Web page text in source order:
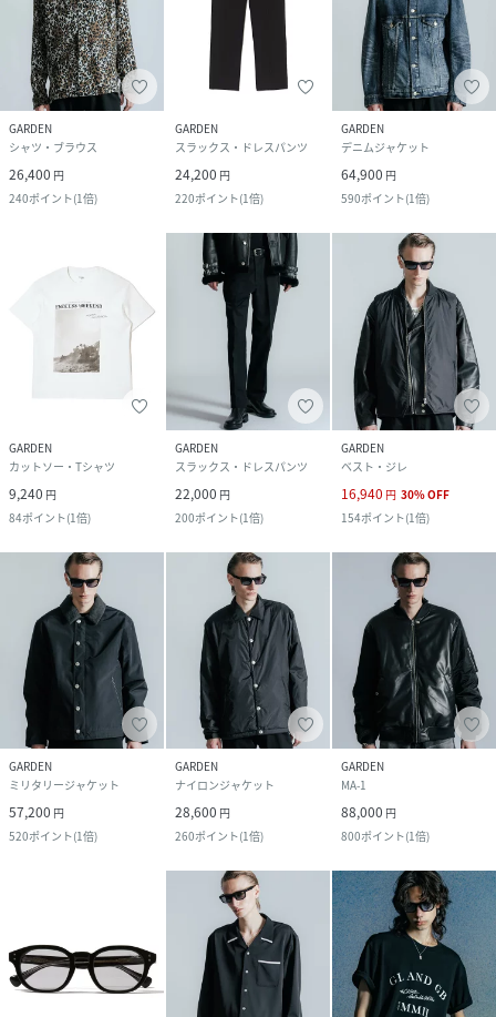
GARDEN
シャツ・ブラウス
26,400 円
240ポイント(1倍)
GARDEN
スラックス・ドレスパンツ
24,200 円
220ポイント(1倍)
GARDEN
デニムジャケット
64,900 円
590ポイント(1倍)
GARDEN
カットソー・Tシャツ
9,240 円
84ポイント(1倍)
GARDEN
スラックス・ドレスパンツ
22,000 円
200ポイント(1倍)
GARDEN
ベスト・ジレ
16,940 円 30%OFF
154ポイント(1倍)
GARDEN
ミリタリージャケット
57,200 円
520ポイント(1倍)
GARDEN
ナイロンジャケット
28,600 円
260ポイント(1倍)
GARDEN
MA-1
88,000 円
800ポイント(1倍)